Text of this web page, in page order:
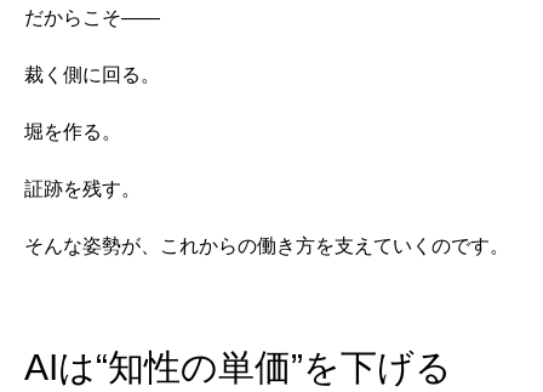
だからこそ――
裁く側に回る。
堀を作る。
証跡を残す。
そんな姿勢が、これからの働き方を支えていくのです。
AIは“知性の単価”を下げる